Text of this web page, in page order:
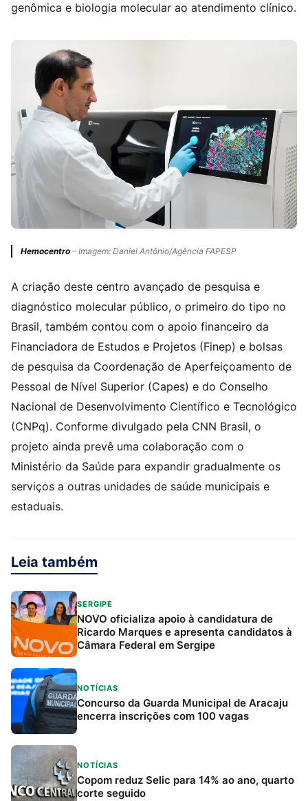
genômica e biologia molecular ao atendimento clínico.
Hemocentro – Imagem: Daniel Antônio/Agência FAPESP
A criação deste centro avançado de pesquisa e
diagnóstico molecular público, o primeiro do tipo no
Brasil, também contou com o apoio financeiro da
Financiadora de Estudos e Projetos (Finep) e bolsas
de pesquisa da Coordenação de Aperfeiçoamento de
Pessoal de Nível Superior (Capes) e do Conselho
Nacional de Desenvolvimento Científico e Tecnológico
(CNPq). Conforme divulgado pela CNN Brasil, o
projeto ainda prevê uma colaboração com o
Ministério da Saúde para expandir gradualmente os
serviços a outras unidades de saúde municipais e
estaduais.
Leia também
SERGIPE
NOVO oficializa apoio à candidatura de
Ricardo Marques e apresenta candidatos à
Câmara Federal em Sergipe
NOTÍCIAS
Concurso da Guarda Municipal de Aracaju
encerra inscrições com 100 vagas
NOTÍCIAS
Copom reduz Selic para 14% ao ano, quarto
corte seguido